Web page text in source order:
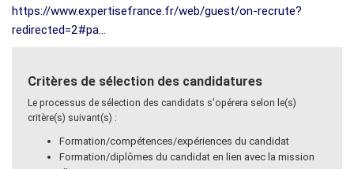
https://www.expertisefrance.fr/web/guest/on-recrute?
redirected=2#pa...
Critères de sélection des candidatures
Le processus de sélection des candidats s'opérera selon le(s)
critère(s) suivant(s) :
Formation/compétences/expériences du candidat
Formation/diplômes du candidat en lien avec la mission